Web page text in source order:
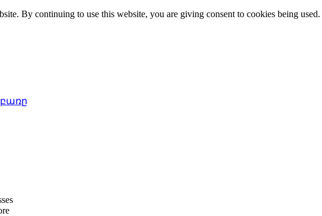
By continuing to use this website, you are giving consent to cookies being used.